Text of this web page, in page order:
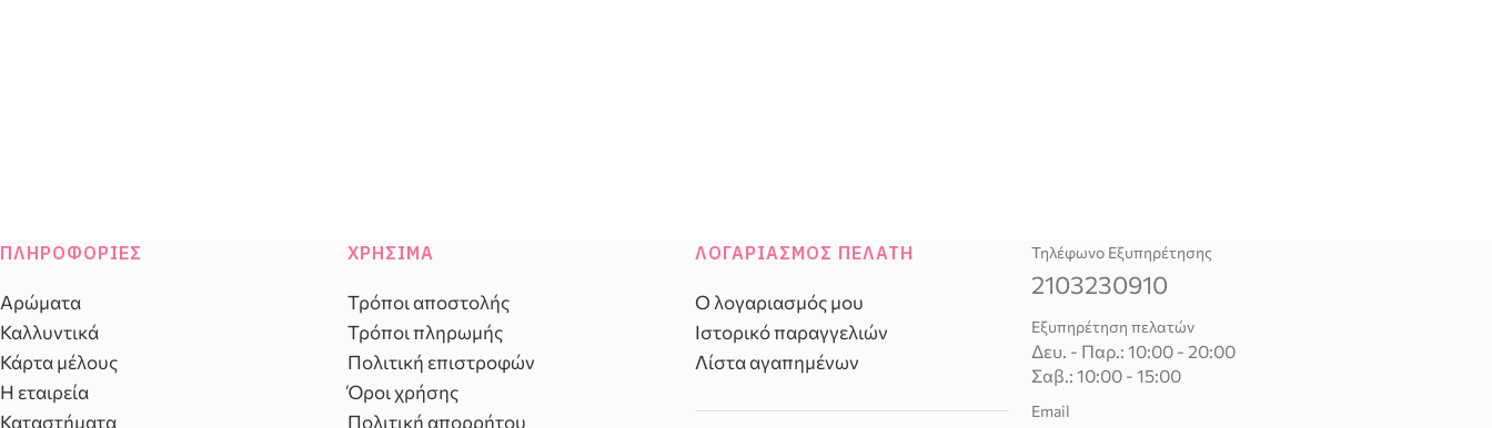
ΠΛΗΡΟΦΟΡΊΕΣ
Αρώματα
Καλλυντικά
Κάρτα μέλους
Η εταιρεία
Καταστήματα
ΧΡΉΣΙΜΑ
Τρόποι αποστολής
Τρόποι πληρωμής
Πολιτική επιστροφών
Όροι χρήσης
Πολιτική απορρήτου
ΛΟΓΑΡΙΑΣΜΌΣ ΠΕΛΆΤΗ
Ο λογαριασμός μου
Ιστορικό παραγγελιών
Λίστα αγαπημένων
Τηλέφωνο Εξυπηρέτησης
2103230910
Εξυπηρέτηση πελατών
Δευ. - Παρ.: 10:00 - 20:00
Σαβ.: 10:00 - 15:00
Email